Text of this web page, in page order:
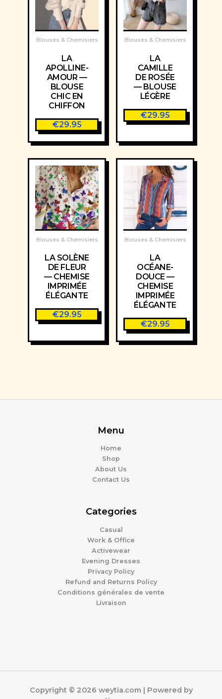
Blouses & Chemisiers
LA
APOLLINE-
AMOUR —
BLOUSE
CHIC EN
CHIFFON
€29.95
Blouses & Chemisiers
LA
CAMILLE
DE ROSÉE
— BLOUSE
LÉGÈRE
€29.95
Blouses & Chemisiers
LA SOLÈNE
DE FLEUR
— CHEMISE
IMPRIMÉE
ÉLÉGANTE
€29.95
Blouses & Chemisiers
LA
OCÉANE-
DOUCE —
CHEMISE
IMPRIMÉE
ÉLÉGANTE
€29.95
Menu
Home
Shop
About Us
Contact Us
Categories
Casual
Work & Office
Activewear
Evening Dresses
Privacy Policy
Refund and Returns Policy
Conditions générales de vente
Livraison
Copyright © 2026 weytia.com | Powered by